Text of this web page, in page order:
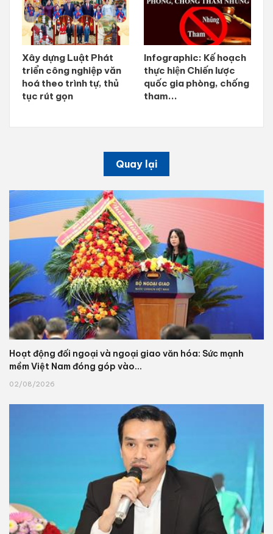
Xây dựng Luật Phát
triển công nghiệp văn
hoá theo trình tự, thủ
tục rút gọn
Infographic: Kế hoạch
thực hiện Chiến lược
quốc gia phòng, chống
tham...
Quay lại
Hoạt động đối ngoại và ngoại giao văn hóa: Sức mạnh
mềm Việt Nam đóng góp vào...
02/08/2026